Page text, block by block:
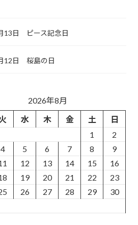
13日 ピース記念日
12日 桜島の日
2026年8月
水 木 金 土
日
1
2
4 5 6 7 8
9
12 13 14 15
16
19 20 21 22
23
26 27 28 29
30